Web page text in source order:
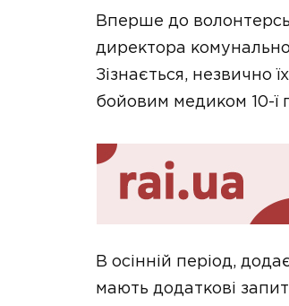
Вперше до
директора
Зізнається, незвично
бойовим медиком 10-ї
В осінній період,
мають додаткові